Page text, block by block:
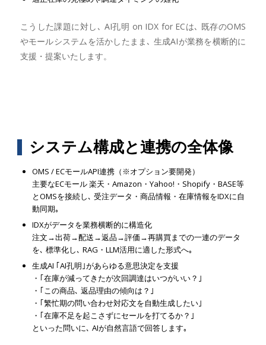
こうした課題に対し､ AI孔明 on IDX for ECは､ 既存のOMS
やモールシステムを活かしたまま､ 生成AIが業務を横断的に
支援・提案いたします。
システム構成と連携の全体像
OMS / ECモールAPI連携（※オプション要開発）
主要なECモール 楽天・Amazon・Yahoo!・Shopify・BASE等
とOMSを接続し､ 受注データ・商品情報・在庫情報をIDXに自
動同期｡
IDXがデータを業務横断的に構造化
注文→出荷→配送→返品→評価→再購買までの一連のデータ
を､ 標準化し､ RAG・LLM活用に適した形式へ｡
生成AI ｢AI孔明｣があらゆる意思決定を支援
・｢在庫が減ってきたが次回調達はいつがいい？｣
・｢この商品､ 返品理由の傾向は？｣
・｢繁忙期の問い合わせ対応文を自動生成したい｣
・｢在庫不足を起こさずにセールを打てるか？｣
といった問いに､ AIが自然言語で回答します｡